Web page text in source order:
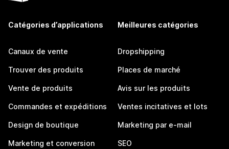
Catégories d’applications
Canaux de vente
Trouver des produits
Vente de produits
Commandes et expéditions
Design de boutique
Marketing et conversion
Meilleures catégories
Dropshipping
Places de marché
Avis sur les produits
Ventes incitatives et lots
Marketing par e-mail
SEO